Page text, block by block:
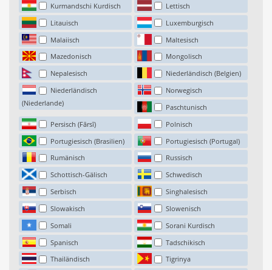
Kurmandschi Kurdisch
Lettisch
Litauisch
Luxemburgisch
Malaiisch
Maltesisch
Mazedonisch
Mongolisch
Nepalesisch
Niederländisch (Belgien)
Niederländisch
(Niederlande)
Norwegisch
Paschtunisch
Persisch (Fārsī)
Polnisch
Portugiesisch (Brasilien)
Portugiesisch (Portugal)
Rumänisch
Russisch
Schottisch-Gälisch
Schwedisch
Serbisch
Singhalesisch
Slowakisch
Slowenisch
Somali
Sorani Kurdisch
Spanisch
Tadschikisch
Thailändisch
Tigrinya